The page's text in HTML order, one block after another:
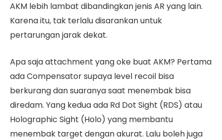
AKM lebih lambat dibandingkan jenis AR yang lain.
Karena itu, tak terlalu disarankan untuk
pertarungan jarak dekat.
Apa saja attachment yang oke buat AKM? Pertama
ada Compensator supaya level recoil bisa
berkurang dan suaranya saat menembak bisa
diredam. Yang kedua ada Rd Dot Sight (RDS) atau
Holographic Sight (Holo) yang membantu
menembak target dengan akurat. Lalu boleh juga